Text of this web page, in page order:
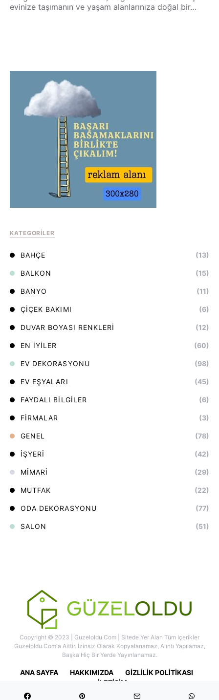
evinize taşımanın ve yaşam alanlarınıza doğal bir…
KATEGORILER
BAHÇE (13)
BALKON (15)
BANYO (11)
ÇIÇEK BAKIMI (6)
DUVAR BOYASI RENKLERI (12)
EN İYILER (60)
EV DEKORASYONU (98)
EV EŞYALARI (45)
FAYDALI BILGILER (6)
FIRMALAR (3)
GENEL (78)
İŞYERI (42)
MIMARI (29)
MUTFAK (22)
ODA DEKORASYONU (77)
SALON (51)
Copyright © 2023 | Guzeloldu.com | Sitede Yer Alan Tüm Içerikler
Guzeloldu.com'a Aittir. İzinsiz Olarak Kopyalanamaz, Alıntı Yapılamaz,
Başka Hiç Bir Yerde Yayınlanamaz.
ANA SAYFA HAKKIMIZDA
GIZLILIK POLITIKASI
İLETIŞIM